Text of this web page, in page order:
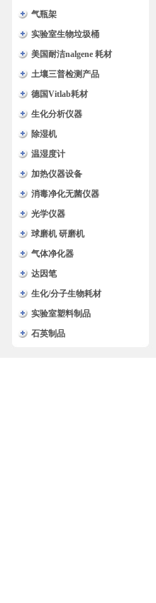
气瓶架
实验室生物垃圾桶
美国耐洁nalgene 耗材
土壤三普检测产品
德国Vitlab耗材
生化分析仪器
除湿机
温湿度计
加热仪器设备
消毒净化无菌仪器
光学仪器
球磨机 研磨机
气体净化器
达因笔
生化/分子生物耗材
实验室塑料制品
石英制品